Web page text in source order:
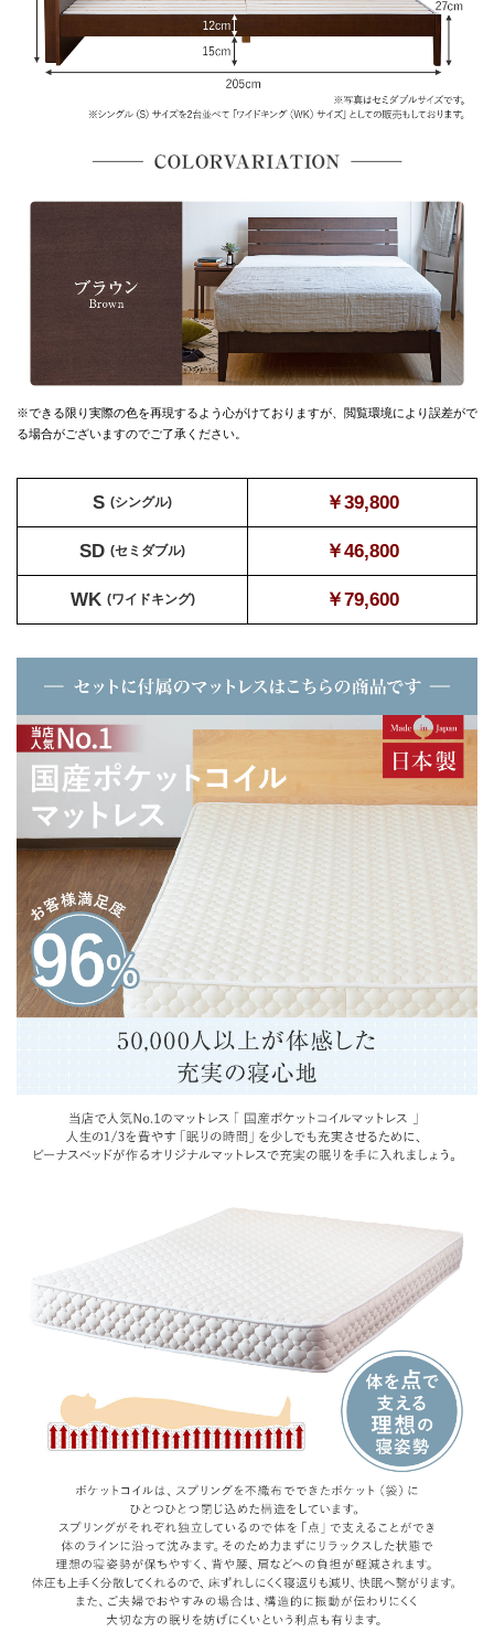
※できる限り実際の色を再現するよう心がけておりますが、 閲覧環境により誤差がで
る場合がございますのでご了承ください。
S (シングル) ￥39,800
SD (セミダブル) ￥46,800
WK (ワイドキング) ￥79,600